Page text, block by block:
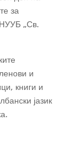
за
„Св.
и
книги и
јазик